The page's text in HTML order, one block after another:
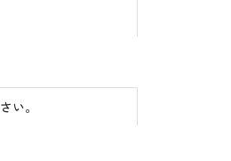
い。